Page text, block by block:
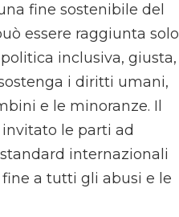
fine sostenibile del
essere raggiunta solo
inclusiva, giusta,
i diritti umani,
e le minoranze. Il
le parti ad
internazionali
a tutti gli abusi e le